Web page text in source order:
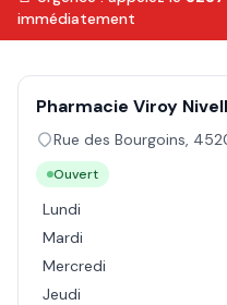
immédiatement
Pharmacie Viroy
Rue des Bourgoins,
Ouvert
Lundi
Mardi
Mercredi
Jeudi